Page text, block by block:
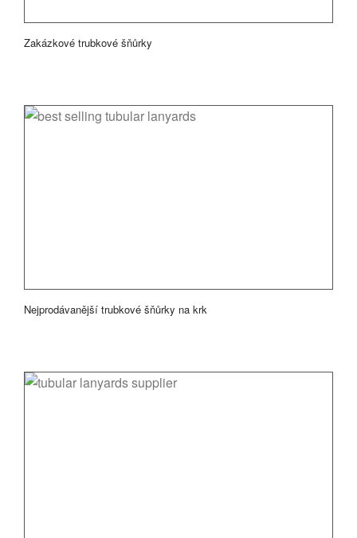
Zakázkové trubkové šňůrky
Nejprodávanější trubkové šňůrky na krk